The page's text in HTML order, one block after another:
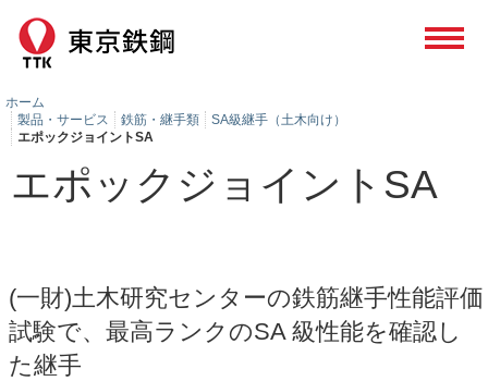
ホーム
製品・サービス
鉄筋・継手類
SA級継手（土木向け）
エポックジョイントSA
エポックジョイントSA
(一財)土木研究センターの鉄筋継手性能評価
試験で、 最高ランクのSA 級性能を確認し
た継手